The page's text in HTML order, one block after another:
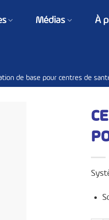
Médias À
de base pour centres de